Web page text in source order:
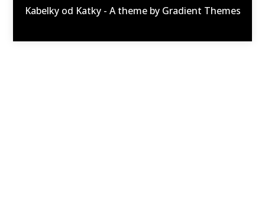
Kabelky od Katky - A theme by Gradient Themes